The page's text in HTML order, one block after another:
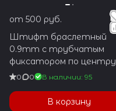
от 500 руб.
Штифт браслетный
0.9mm с трубчатым
фиксатором по центру
1.2x5.9mm
0 0 В наличии: 95
В корзину